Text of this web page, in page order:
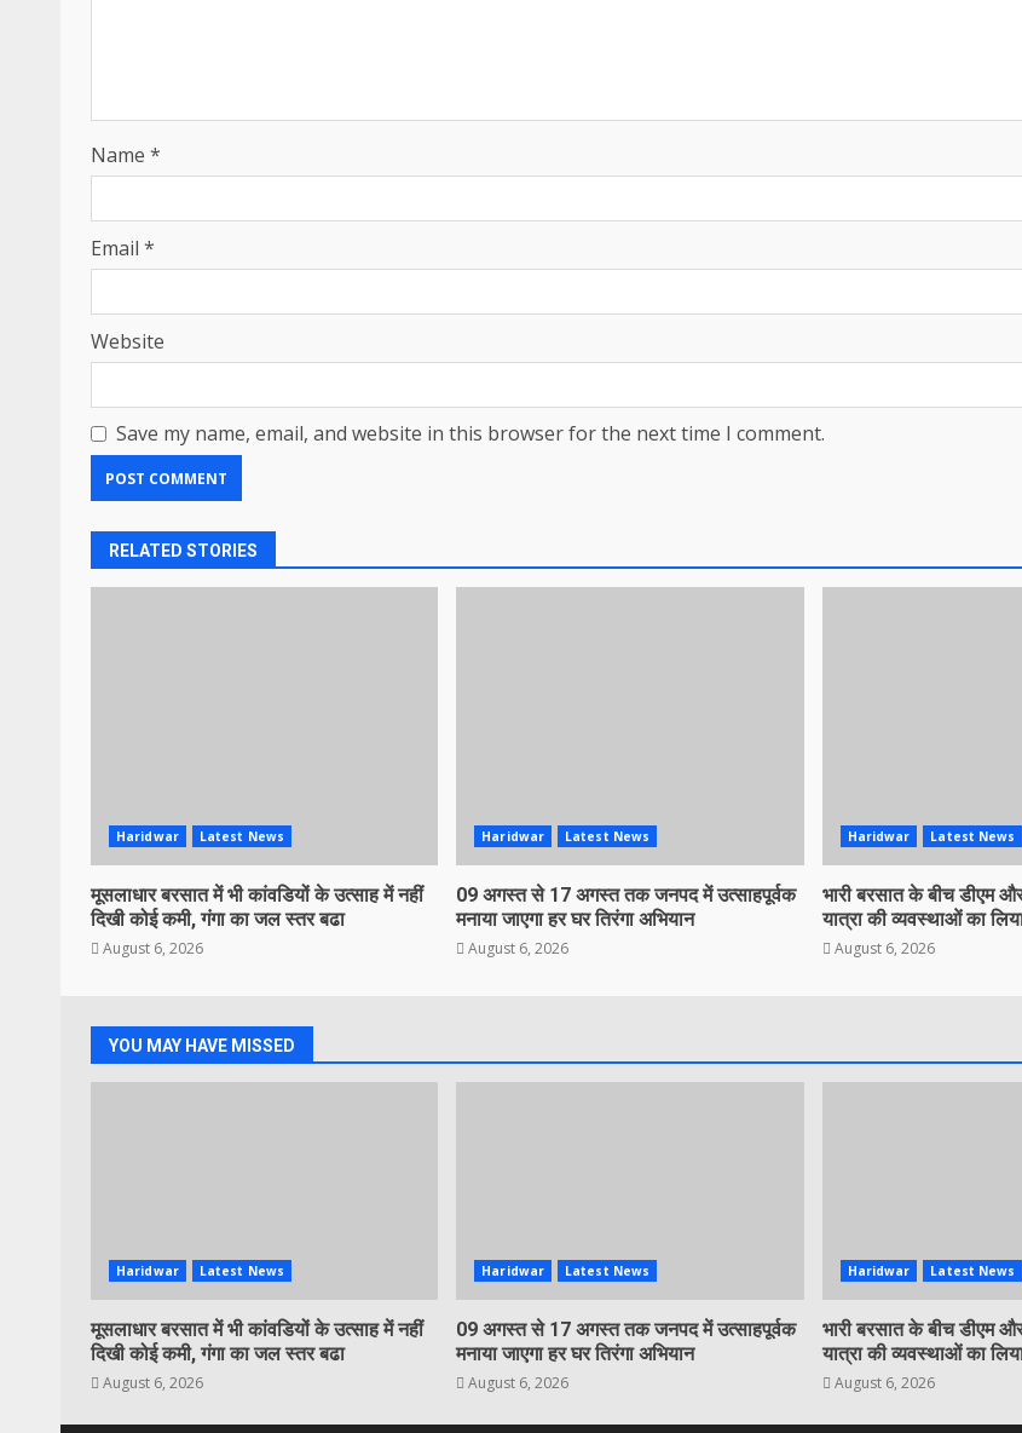
Name *
Email *
Website
Save my name, email, and website in this browser for the next time I comment.
RELATED STORIES
Haridwar Latest News
मूसलाधार बरसात में भी कांवडियों के उत्साह में नहीं
दिखी कोई कमी, गंगा का जल स्तर बढा
August 6, 2026
Haridwar Latest News
09 अगस्त से 17 अगस्त तक जनपद में उत्साहपूर्वक
मनाया जाएगा हर घर तिरंगा अभियान
August 6, 2026
Haridwar Latest News
भारी बरसात के बीच डीएम
यात्रा की व्यवस्थाओं का
August 6, 2026
YOU MAY HAVE MISSED
Haridwar Latest News
मूसलाधार बरसात में भी कांवडियों के उत्साह में नहीं
दिखी कोई कमी, गंगा का जल स्तर बढा
August 6, 2026
Haridwar Latest News
09 अगस्त से 17 अगस्त तक जनपद में उत्साहपूर्वक
मनाया जाएगा हर घर तिरंगा अभियान
August 6, 2026
Haridwar Latest News
भारी बरसात के बीच डीएम
यात्रा की व्यवस्थाओं का
August 6, 2026